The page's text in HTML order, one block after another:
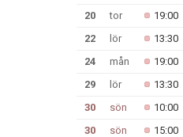
20
tor 19:00
22
lör 13:30
24
mån 19:00
29
lör 13:30
30
sön 10:00
30
sön 15:00